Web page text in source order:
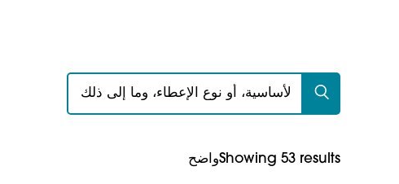
بحث عن:
واضحShowing 53 results